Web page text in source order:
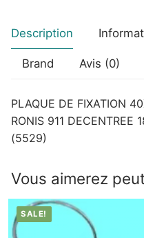
Description
Brand Avis (0)
PLAQUE DE FIXATION
RONIS 911 DECENTREE
(5529)
Vous aimerez
SALE!